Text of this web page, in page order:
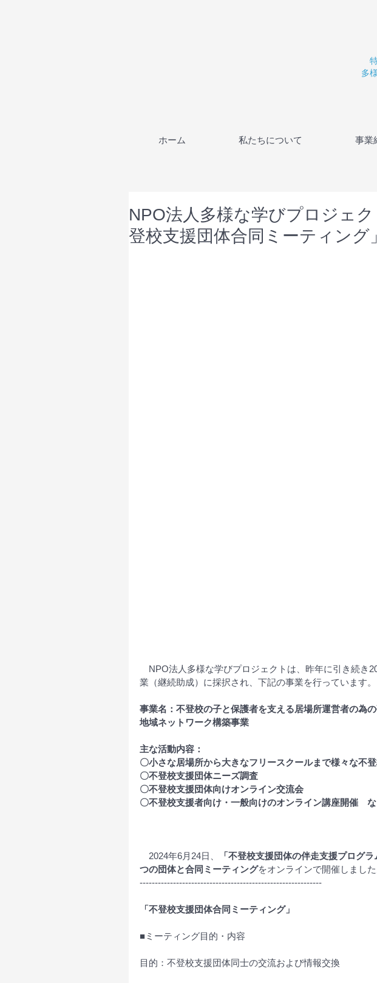
多
ホーム 私たちについて 事業
NPO法人多様な学びプロジェ
登校支援団体合同ミーティング
NPO法人多様な学びプロジェクトは、昨年に引き続き
業（継続助成）に採択され、下記の事業を行っています。
事業名：不登校の子と保護者を支える居場所運営者の為
地域ネットワーク構築事業
主な活動内容：
〇小さな居場所から大きなフリースクールまで様々な不
〇不登校支援団体ニーズ調査
〇不登校支援団体向けオンライン交流会
〇不登校支援者向け・一般向けのオンライン講座開催　
2024年6月24日、 「不登校支援団体の伴走支援プログラ
つの団体と合同ミーティングをオンラインで開催しました
------------------------------------------------------------
「不登校支援団体合同ミーティング」
■ミーティング目的・内容
目的：不登校支援団体同士の交流および情報交換